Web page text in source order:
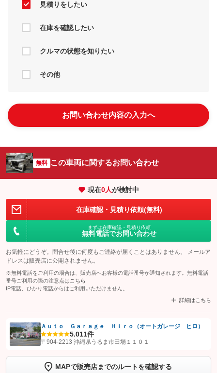
見積りをしたい
在庫を確認したい
クルマの状態を知りたい
その他
お問い合わせ内容の入力へ
無料 この車両に関するお問い合わせ
現在0人が検討中
在庫確認・見積り依頼(無料)
まずは在庫確認・見積り依頼
無料電話でお問い合わせ
お気軽にどうぞ。問合せ後に何度もご連絡が届くことはありません。 メールア
ドレスは販売店に公開されません。
※無料電話をご利用の場合は、販売店へお客様の電話番号が通知されます。無料電話
番号ご利用の際の注意点は こちら
IP電話、ひかり電話からはご利用いただけません。
詳細はこちら
【STEP1】認証画面でグーネットを友だち追加してから「許可する」ボタンを押
トーク画面で
ボタンをタップして問い合わせを
Ａｕｔｏ Ｇａｒａｇｅ Ｈｉｒｏ（オートガレージ ヒロ）
5.011件
〒904-2213 沖縄県うるま市田場１１０１
MAPで販売店までのルートを確認する